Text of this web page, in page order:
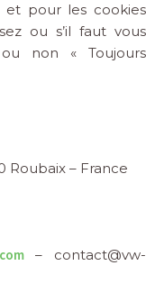
et pour les cookies
ou s’il faut vous
non « Toujours
Roubaix – France
– contact@vw-